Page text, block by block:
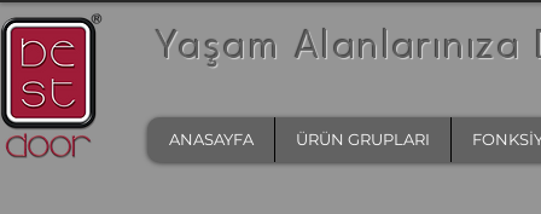
Yaşam
ANASAYFA ÜRÜN GRUPLARI